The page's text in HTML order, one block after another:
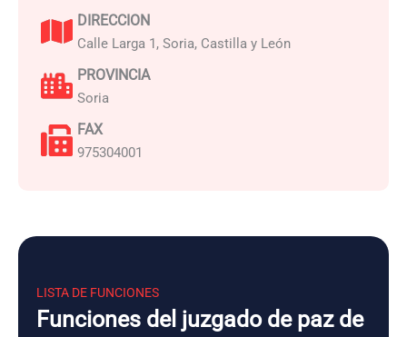
DIRECCION
Calle Larga 1, Soria, Castilla y León
PROVINCIA
Soria
FAX
975304001
LISTA DE FUNCIONES
Funciones del juzgado de paz de